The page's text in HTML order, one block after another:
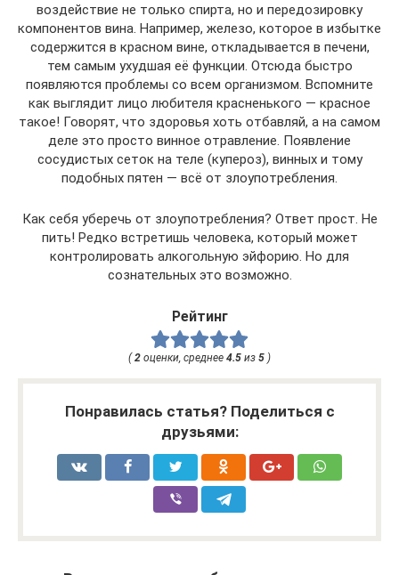
воздействие не только спирта, но и передозировку
компонентов вина. Например, железо, которое в избытке
содержится в красном вине, откладывается в печени,
тем самым ухудшая её функции. Отсюда быстро
появляются проблемы со всем организмом. Вспомните
как выглядит лицо любителя красненького — красное
такое! Говорят, что здоровья хоть отбавляй, а на самом
деле это просто винное отравление. Появление
сосудистых сеток на теле (купероз), винных и тому
подобных пятен — всё от злоупотребления.
Как себя уберечь от злоупотребления? Ответ прост. Не
пить! Редко встретишь человека, который может
контролировать алкогольную эйфорию. Но для
сознательных это возможно.
Рейтинг
( 2 оценки, среднее 4.5 из 5 )
Понравилась статья? Поделиться с
друзьями: